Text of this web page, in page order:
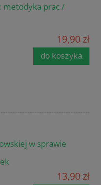
metodyka prac /
19,90 zł
do koszyka
w sprawie
13,90 zł